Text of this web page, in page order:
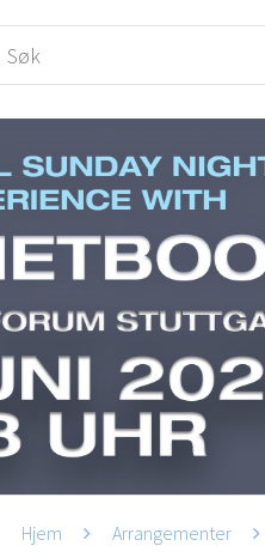
Hjem Arrangementer